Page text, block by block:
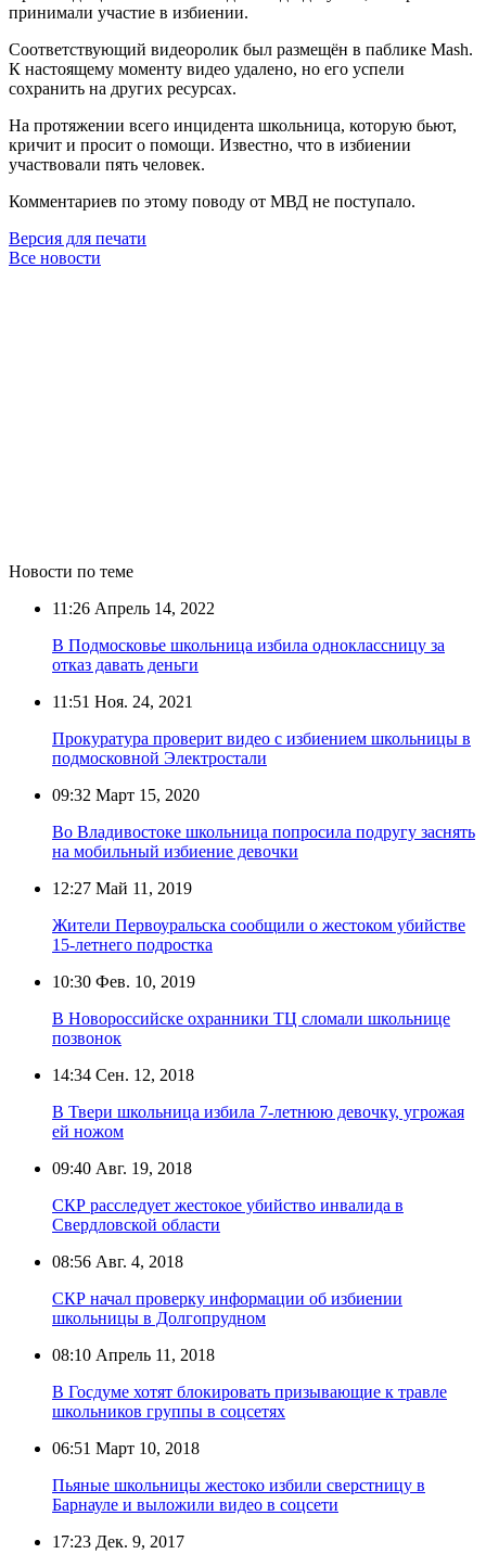
принимали участие в избиении.
Соответствующий видеоролик был размещён в паблике Mash.
К настоящему моменту видео удалено, но его успели
сохранить на других ресурсах.
На протяжении всего инцидента школьница, которую бьют,
кричит и просит о помощи. Известно, что в избиении
участвовали пять человек.
Комментариев по этому поводу от МВД не поступало.
Версия для печати
Все новости
Новости по теме
11:26 Апрель 14, 2022
В Подмосковье школьница избила одноклассницу за
отказ давать деньги
11:51 Ноя. 24, 2021
Прокуратура проверит видео с избиением школьницы в
подмосковной Электростали
09:32 Март 15, 2020
Во Владивостоке школьница попросила подругу заснять
на мобильный избиение девочки
12:27 Май 11, 2019
Жители Первоуральска сообщили о жестоком убийстве
15-летнего подростка
10:30 Фев. 10, 2019
В Новороссийске охранники ТЦ сломали школьнице
позвонок
14:34 Сен. 12, 2018
В Твери школьница избила 7-летнюю девочку, угрожая
ей ножом
09:40 Авг. 19, 2018
СКР расследует жестокое убийство инвалида в
Свердловской области
08:56 Авг. 4, 2018
СКР начал проверку информации об избиении
школьницы в Долгопрудном
08:10 Апрель 11, 2018
В Госдуме хотят блокировать призывающие к травле
школьников группы в соцсетях
06:51 Март 10, 2018
Пьяные школьницы жестоко избили сверстницу в
Барнауле и выложили видео в соцсети
17:23 Дек. 9, 2017